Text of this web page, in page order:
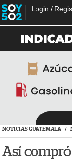
Login /
NOTICIAS GUATEMALA /
Así